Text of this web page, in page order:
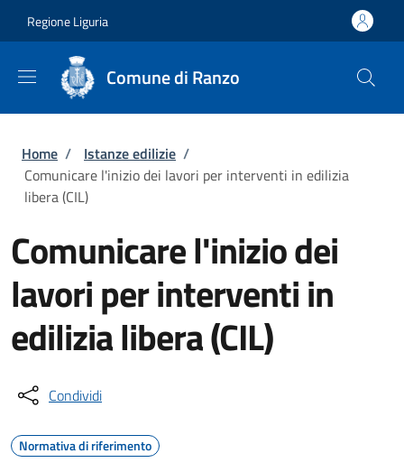
Regione Liguria
Comune di Ranzo
Briciole di pane
Home / Istanze edilizie /
Comunicare l'inizio dei lavori per interventi in edilizia
libera (CIL)
Comunicare l'inizio dei
lavori per interventi in
edilizia libera (CIL)
Condividi
Normativa di riferimento